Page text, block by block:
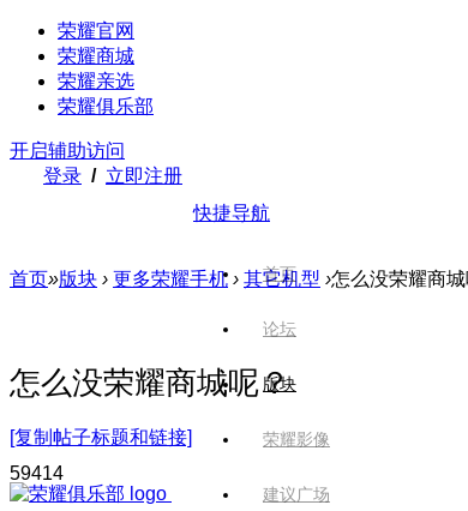
荣耀官网
荣耀商城
荣耀亲选
荣耀俱乐部
开启辅助访问
登录 / 立即注册
快捷导航
首页
论坛
版块
荣耀影像
建议广场
首页»版块 › 更多荣耀手机 › 其它机型 ›怎么没荣耀商城
怎么没荣耀商城呢？
[复制帖子标题和链接]
59414